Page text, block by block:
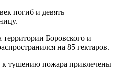
погиб и девять
территории Боровского и
на 85 гектаров.
к тушению пожара привлечены